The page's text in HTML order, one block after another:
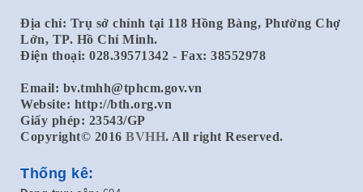
Địa chỉ: Trụ sở chính tại 118 Hồng Bàng, Phường Chợ
Lớn, TP. Hồ Chí Minh.
Điện thoại: 028.39571342 - Fax: 38552978
Email: bv.tmhh@tphcm.gov.vn
Website: http://bth.org.vn
Giấy phép: 23543/GP
Copyright© 2016 BVHH. All right Reserved.
Thống kê: